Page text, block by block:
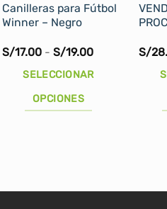
Canilleras para Fútbol
Winner – Negro
S/17.00 - S/19.00Rango
precios:
SELECCIONAR
OPCIONES
variantes.
S/